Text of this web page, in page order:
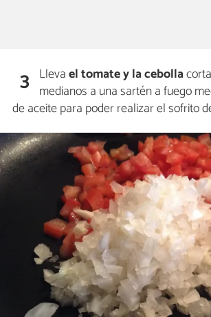
3 Llevael tomate y la cebolla
medianos a una sartén a fuego
de aceite para poder realizar el sofrito